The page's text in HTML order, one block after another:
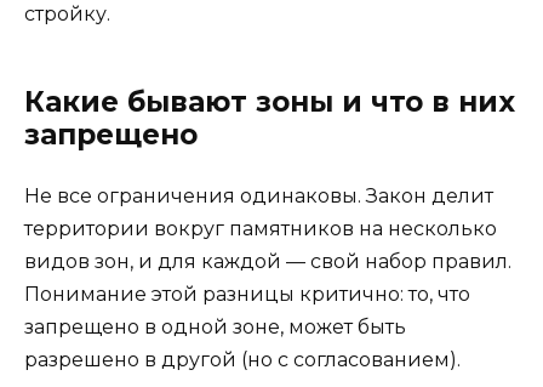
стройку.
Какие бывают зоны и что в них
запрещено
Не все ограничения одинаковы. Закон делит
территории вокруг памятников на несколько
видов зон, и для каждой — свой набор правил.
Понимание этой разницы критично: то, что
запрещено в одной зоне, может быть
разрешено в другой (но с согласованием).